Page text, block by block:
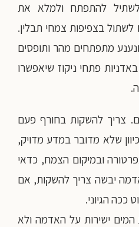
להתפתח ולמלא את
בצפיפות צמחי תבלין.
מתפתחים מהר ותופסים
פתחי ניקוז שיאפשרו
צריך להשקות בחורף פעם
שלא מדובר במדע מדויק,
ובמיקום הצמח, כדאי
יבשה צריך להשקות, אם
ככה הגיוני.
ישירות על האדמה ולא